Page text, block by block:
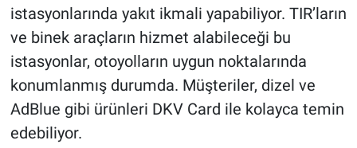
istasyonlarında yakıt ikmali yapabiliyor. TIR’ların
ve binek araçların hizmet alabileceği bu
istasyonlar, otoyolların uygun noktalarında
konumlanmış durumda. Müşteriler, dizel ve
AdBlue gibi ürünleri DKV Card ile kolayca temin
edebiliyor.